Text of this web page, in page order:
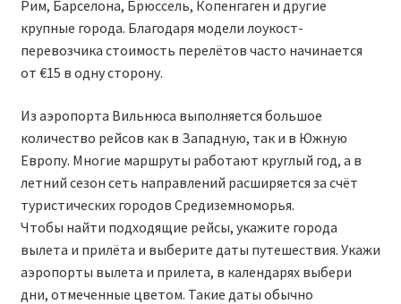
RYANAIR ТЕЛЬ-АВИВ, ЭЙЛАТ, ИЗРАИЛЬ
RYANAIR УКРАИНА | АВИАБИЛЕТЫ ОТ €15
Ryanair Україна из Киева, Одессы, Львова, Харькова,
Херсона от € 15
RYANAIR.COM НА РУССКОМ – кнфтфшкюсщь
Авиабилеты Ryanair на Тенерифе от €15
АВИАБИЛЕТЫ RYANAIR ОТ € 12
Рим, Барселона, Брюссель, Копенгаген и другие
крупные города. Благодаря модели лоукост-
перевозчика стоимость перелётов часто начинается
от €15 в одну сторону.
Из аэропорта Вильнюса выполняется большое
количество рейсов как в Западную, так и в Южную
Европу. Многие маршруты работают круглый год, а в
летний сезон сеть направлений расширяется за счёт
туристических городов Средиземноморья.
Чтобы найти подходящие рейсы, укажите города
вылета и прилёта и выберите даты путешествия. Укажи
аэропорты вылета и прилета, в календарях выбери
дни, отмеченные цветом. Такие даты обычно